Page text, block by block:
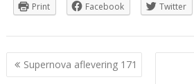
Print Facebook Twitter
Berichtnavigatie
Supernova aflevering 171